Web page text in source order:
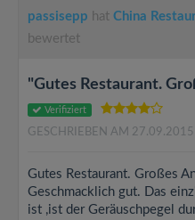
passisepp hat China
bewertet
"Gutes Restaurant.
Verifiziert
GESCHRIEBEN AM 27.09.2015
Gutes Restaurant. Großes
Geschmacklich gut. Das
ist ,ist der Geräuschpegel